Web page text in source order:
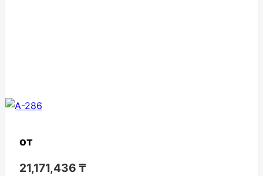
от
21,171,436 ₸